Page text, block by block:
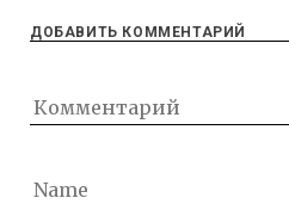
ДОБАВИТЬ КОММЕНТАРИЙ